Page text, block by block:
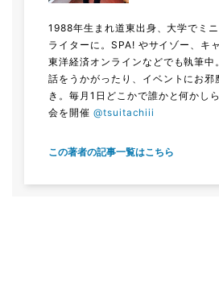
1988年生まれ道東出身、大学でミ
ライターに。SPA! やサイゾー、キ
東洋経済オンラインなどでも執筆中
話をうかがったり、イベントにお邪
き。毎月1日どこかで誰かと何かし
会を開催 @tsuitachiii
この著者の記事一覧はこちら